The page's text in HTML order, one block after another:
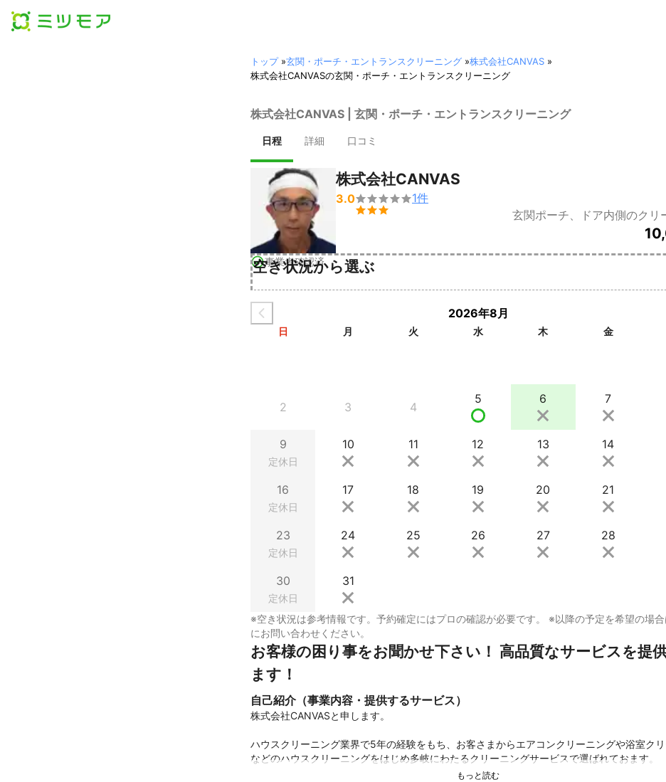
トップ»玄関・ポーチ・エントランスクリーニング »株式会社CANVAS »
株式会社CANVASの玄関・ポーチ・エントランスクリーニング
株式会社CANVAS | 玄関・ポーチ・エントランスクリーニング
日程 詳細 口コミ
事業者確認済
株式会社CANVAS
3.0

1件
玄関ポーチ、ドア内側のクリ
空き状況から選ぶ
2026年8月
日 月 火 水 木 金
2 3 4
5 6 7
9
定休日
10 11 12 13 14
16
定休日
17 18 19 20 21
23
定休日
24 25 26 27 28
30
定休日
31
※空き状況は参考情報です。予約確定にはプロの確認が必要です。 ※以降の予定を希望の場合
にお問い合わせください。
お客様の困り事をお聞かせ下さい！ 高品質なサービスを提
ます！
自己紹介（事業内容・提供するサービス）
株式会社CANVASと申します。
ハウスクリーニング業界で5年の経験をもち、お客さまからエアコンクリーニングや浴室ク
などのハウスクリーニングをはじめ多岐にわたるクリーニングサービスで選ばれておます。